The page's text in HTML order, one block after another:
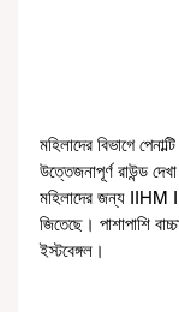
মহিলাদের বিভাগে
উত্তেজনাপূর্ণ রাউন্ড
মহিলাদের জন্য
জিতেছে। পাশাপাশি
ইস্টবেঙ্গল।